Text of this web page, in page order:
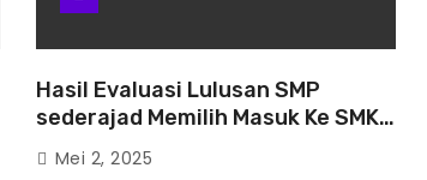
Hasil Evaluasi Lulusan SMP
sederajad Memilih Masuk Ke SMK
Penerbangan Banjarbaru
Mei 2, 2025